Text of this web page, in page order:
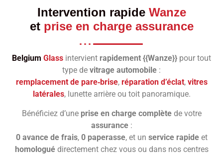
Intervention rapide Wanze
et prise en charge assurance
Belgium Glass intervient rapidement {{Wanze}} pour tout
type de vitrage automobile :
remplacement de pare‑brise, réparation d’éclat, vitres
latérales, lunette arrière ou toit panoramique.
Bénéficiez d’une prise en charge complètede votre
assurance:
0 avance de frais, 0 paperasse, et un service rapideet
homologuédirectement chez vous ou dans nos centres